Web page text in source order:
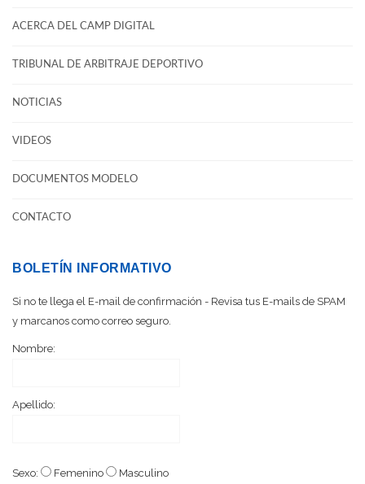
ACERCA DEL CAMP DIGITAL
TRIBUNAL DE ARBITRAJE DEPORTIVO
NOTICIAS
VIDEOS
DOCUMENTOS MODELO
CONTACTO
BOLETÍN INFORMATIVO
Si no te llega el E-mail de confirmación - Revisa tus E-mails de SPAM
y marcanos como correo seguro.
Nombre:
Apellido:
Sexo: Femenino Masculino